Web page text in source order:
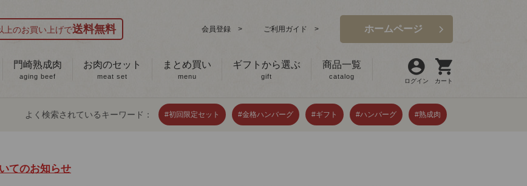
上のお買い上げで送料無料 会員登録 > ご利用ガイド > ホームページ
門崎熟成肉
aging beef
お肉のセット
meat set
まとめ買い
menu
ギフトから選ぶ
gift
商品一覧
catalog
ログイン カート
よく検索されているキーワード： #初回限定セット #金格ハンバーグ #ギフト #ハンバーグ #熟成肉
てのお知らせ